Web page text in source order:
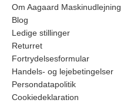
Om Aagaard Maskinudlejning
Blog
Ledige stillinger
Returret
Fortrydelsesformular
Handels- og lejebetingelser
Persondatapolitik
Cookiedeklaration